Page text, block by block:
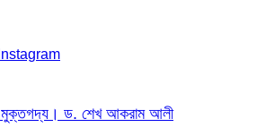
Instagram
মুক্তগদ্য। ড. শেখ আকরাম আলী